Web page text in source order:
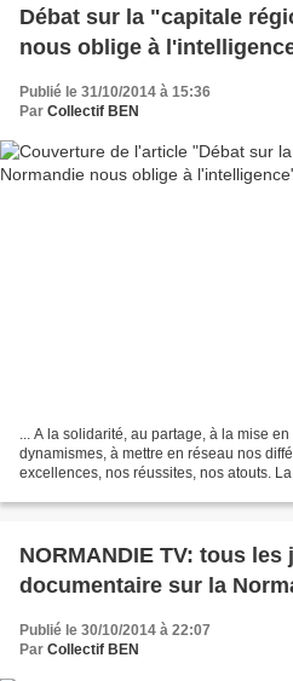
Débat sur la "capitale
nous oblige à
Publié le 31/10/2014 à 15:36
Par Collectif BEN
... A la solidarité, au partage, à la mise
dynamismes, à mettre en réseau nos
excellences, nos réussites, nos atouts.
NORMANDIE TV: tous
documentaire sur la
Publié le 30/10/2014 à 22:07
Par Collectif BEN